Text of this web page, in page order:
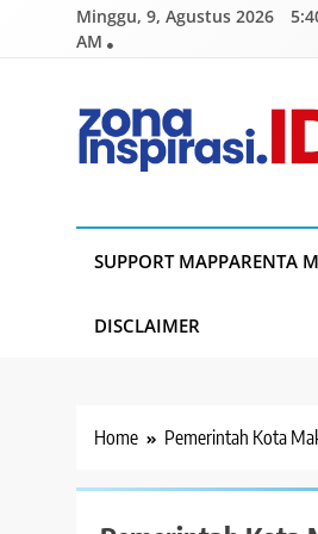
Minggu, 9, Agustus 2026
AM
SUPPORT MAPPARENTA
DISCLAIMER
Home Pemerintah Kota